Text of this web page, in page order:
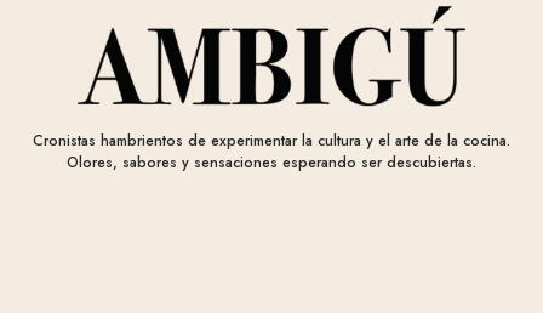
Cronistas hambrientos de experimentar la cultura y el arte de la cocina.
Olores, sabores y sensaciones esperando ser descubiertas.